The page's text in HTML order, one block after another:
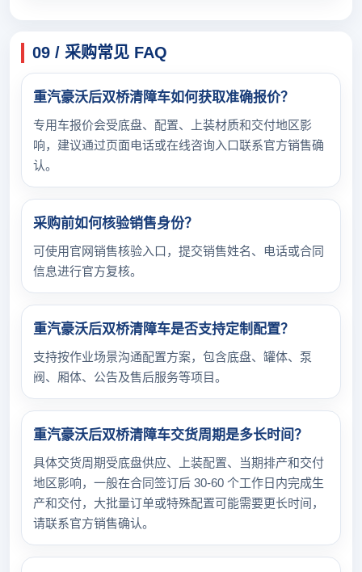
09 / 采购常见 FAQ
重汽豪沃后双桥清障车如何获取准确报价？
专用车报价会受底盘、配置、上装材质和交付地区影
响，建议通过页面电话或在线咨询入口联系官方销售确
认。
采购前如何核验销售身份？
可使用官网销售核验入口，提交销售姓名、电话或合同
信息进行官方复核。
重汽豪沃后双桥清障车是否支持定制配置？
支持按作业场景沟通配置方案，包含底盘、罐体、泵
阀、厢体、公告及售后服务等项目。
重汽豪沃后双桥清障车交货周期是多长时间？
具体交货周期受底盘供应、上装配置、当期排产和交付
地区影响，一般在合同签订后 30-60 个工作日内完成生
产和交付，大批量订单或特殊配置可能需要更长时间，
请联系官方销售确认。